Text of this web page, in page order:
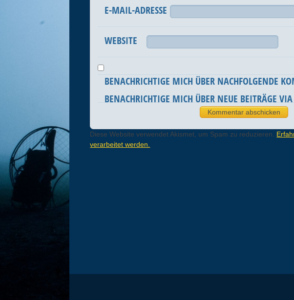
E-MAIL-ADRESSE
WEBSITE
BENACHRICHTIGE MICH ÜBER NACHFOLGENDE
BENACHRICHTIGE MICH ÜBER NEUE BEITRÄGE
Diese Website verwendet Akismet, um Spam zu reduzieren.
verarbeitet werden.